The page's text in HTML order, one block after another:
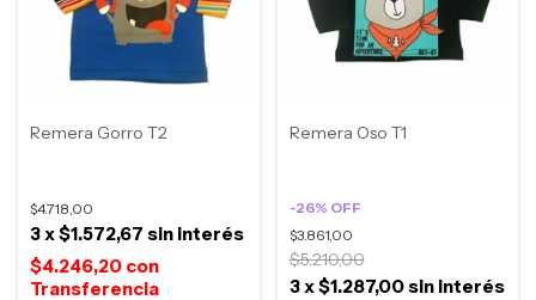
Remera Gorro T2
$4.718,00
$4.246,20 con
3x$1.572,67 sin interés
Remera Oso T1
-26% OFF
$3.861,00
$5.210,00
3x$1.287,00sin interés